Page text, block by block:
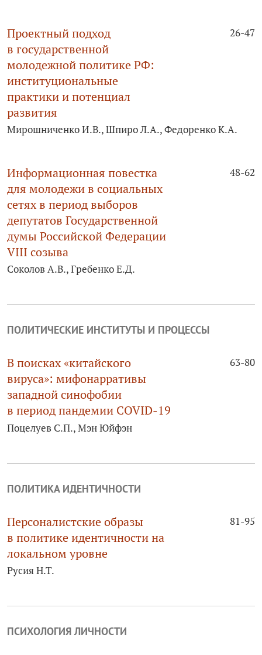
Проектный подход
в государственной
молодежной политике РФ:
институциональные
практики и потенциал
развития
26-47
Мирошниченко И.В., Шпиро Л.А., Федоренко К.А.
Информационная повестка
для молодежи в социальных
сетях в период выборов
депутатов Государственной
думы Российской Федерации
VIII созыва
48-62
Соколов А.В., Гребенко Е.Д.
ПОЛИТИЧЕСКИЕ ИНСТИТУТЫ И ПРОЦЕССЫ
В поисках «китайского
вируса»: мифонарративы
западной синофобии
в период пандемии COVID‑19
63-80
Поцелуев С.П., Мэн Юйфэн
ПОЛИТИКА ИДЕНТИЧНОСТИ
Персоналистские образы
в политике идентичности на
локальном уровне
81-95
Русия Н.Т.
ПСИХОЛОГИЯ ЛИЧНОСТИ